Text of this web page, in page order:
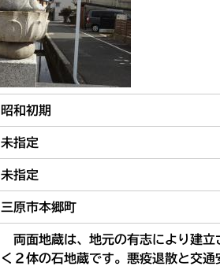
昭和初期
未指定
未指定
三原市本郷町
両面地蔵は、地元の有志により建立
く２体の石地蔵です。悪疫退散と交